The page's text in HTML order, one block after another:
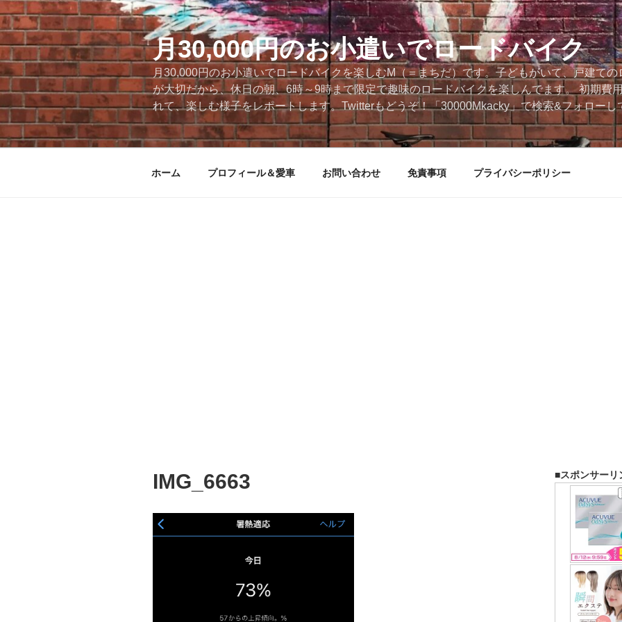
ン
テ
ン
ツ
へ
ス
キ
ッ
月30,000円のお小遣いでロードバイク
月30,000円のお小遣いでロードバイクを楽しむM（＝まちだ）です。子どもがいて、戸建て
が大切だから、休日の朝、6時～9時まで限定で趣味のロードバイクを楽しんでます。 初期費
れて、楽しむ様子をレポートします。Twitterもどうぞ！「30000Mkacky」で検索&フォローし
ホーム プロフィール＆愛車 お問い合わせ 免責事項 プライバシーポリシー
IMG_6663 ■スポンサーリ